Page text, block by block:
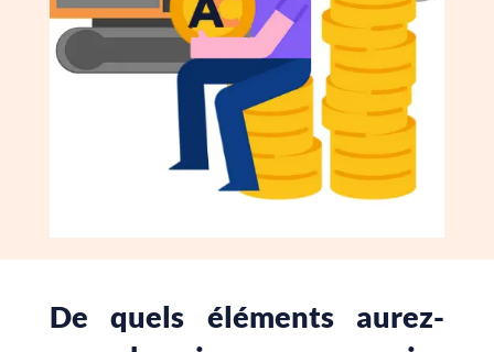
De quels éléments aurez-